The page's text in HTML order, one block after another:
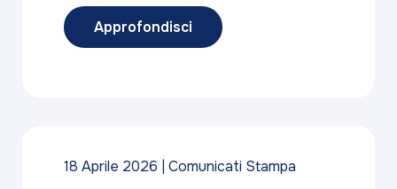
Approfondisci
18 Aprile 2026 Comunicati Stampa